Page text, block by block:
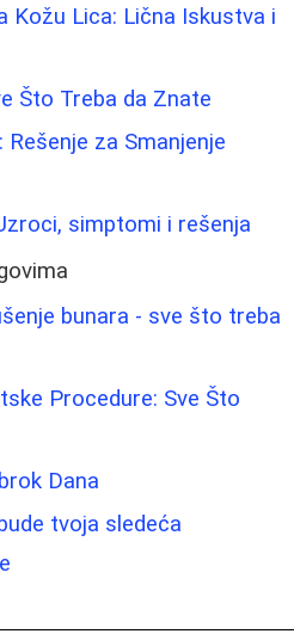
Kožu Lica: Lična Iskustva i
Što Treba da Znate
za Smanjenje
simptomi i rešenja
bunara - sve što treba
Procedure: Sve Što
Dana
tvoja sledeća